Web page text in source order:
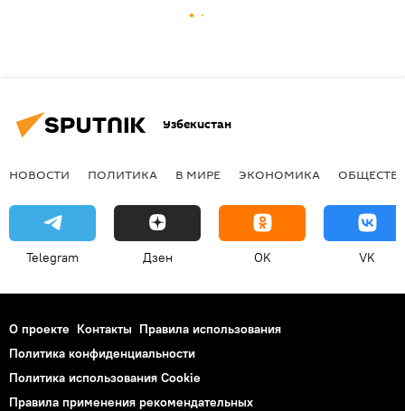
Узбекистан
НОВОСТИ ПОЛИТИКА В МИРЕ ЭКОНОМИКА
Telegram Дзен OK VK
О проекте Контакты Правила использования
Политика конфиденциальности
Политика использования Cookie
Правила применения рекомендательных